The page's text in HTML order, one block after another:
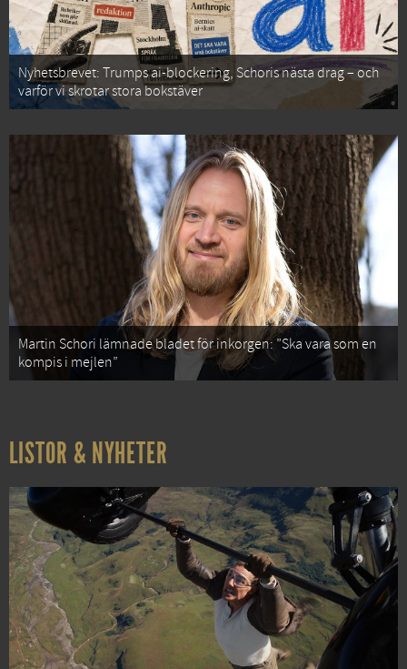
Nyhetsbrevet: Trumps ai-blockering, Schoris nästa drag – och
varför vi skrotar stora bokstäver
Martin Schori lämnade bladet för inkorgen: ”Ska vara som en
kompis i mejlen”
LISTOR & NYHETER